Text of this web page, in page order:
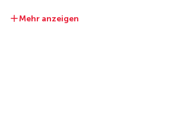
Mehr anzeigen